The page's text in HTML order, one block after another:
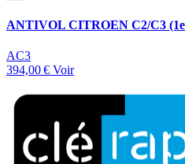
ANTIVOL CITROEN C2/C3
AC3
394,00 € Voir